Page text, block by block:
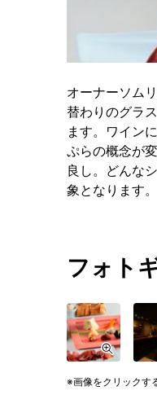
オーナーソム
替わりのグラ
ます。ワイン
ぷらの概念が
良し。どんな
象となります。
フォト
画像をクリックす